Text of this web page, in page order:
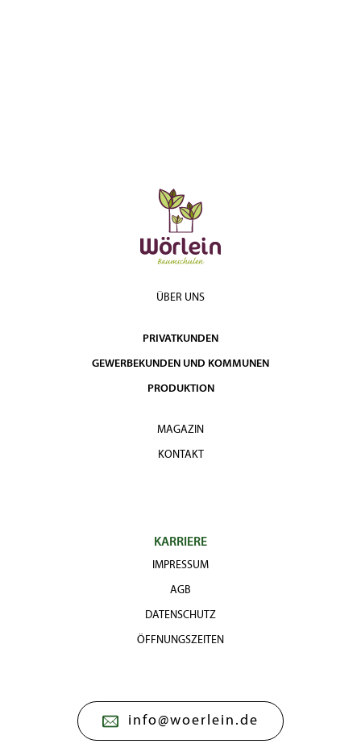
ÜBER UNS
PRIVATKUNDEN
GEWERBEKUNDEN UND KOMMUNEN
PRODUKTION
MAGAZIN
KONTAKT
KARRIERE
IMPRESSUM
AGB
DATENSCHUTZ
ÖFFNUNGSZEITEN
info@woerlein.de